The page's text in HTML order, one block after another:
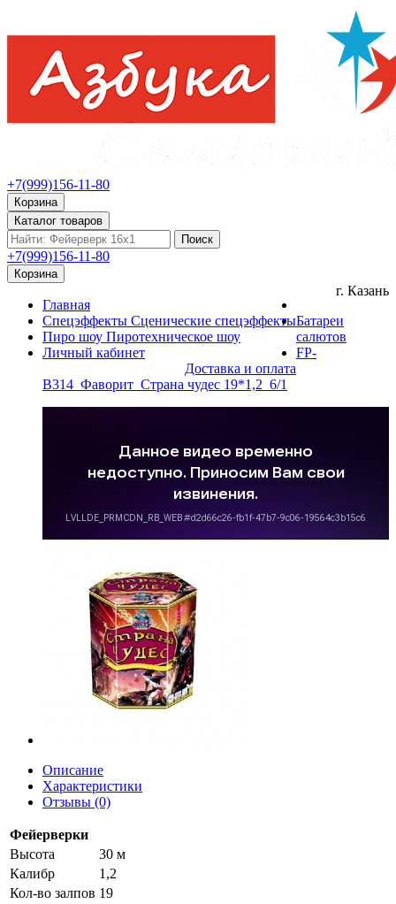
+7(999)156-11-80
Корзина
Каталог товаров
Поиск
+7(999)156-11-80
Корзина
Главная
Спецэффекты Сценические спецэффекты
Пиро шоу Пиротехническое шоу
Личный кабинет
Доставка и оплата
г. Казань
Батареи
салютов
FP-
B314_Фаворит_Страна чудес 19*1,2_6/1
Описание
Характеристики
Отзывы (0)
Фейерверки
Высота
30 м
Калибр
1,2
Кол-во залпов 19